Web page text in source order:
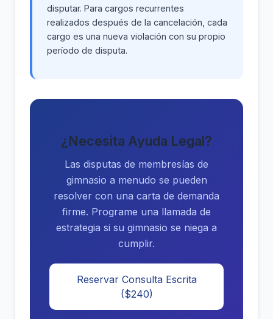
disputar. Para cargos recurrentes
realizados después de la cancelación, cada
cargo es una nueva violación con su propio
período de disputa.
¿Necesita Ayuda Legal?
Las disputas de membresías de
gimnasio a menudo se pueden
resolver con una carta de demanda
firme. Programe una llamada de
estrategia si su gimnasio se niega a
cumplir.
Reservar Consulta Escrita
($240)